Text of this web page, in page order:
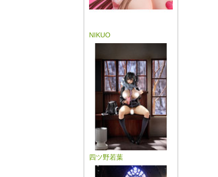
NIKUO
四ツ野若葉